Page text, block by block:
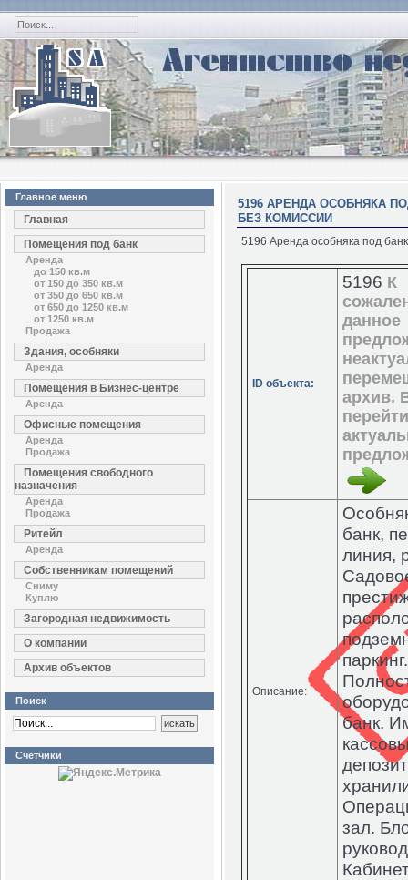
Главное меню
Главная
Помещения под банк
Аренда
до 150 кв.м
от 150 до 350 кв.м
от 350 до 650 кв.м
от 650 до 1250 кв.м
от 1250 кв.м
Продажа
Здания, особняки
Аренда
Помещения в Бизнес-центре
Аренда
Офисные помещения
Аренда
Продажа
Помещения свободного
назначения
Аренда
Продажа
Ритейл
Аренда
Собственникам помещений
Сниму
Куплю
Загородная недвижимость
О компании
Архив объектов
Поиск
Счетчики
5196 АРЕНДА ОСОБНЯКА
БЕЗ КОМИССИИ
5196 Аренда особняка под
ID объекта:
5196 К
данное
архив.
Описание:
банк,
линия,
паркинг.
банк.
зал.